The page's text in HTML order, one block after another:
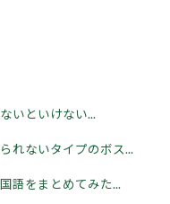
いといけない...
れないタイプのボス...
語をまとめてみた...